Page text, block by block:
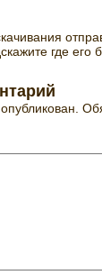
где его